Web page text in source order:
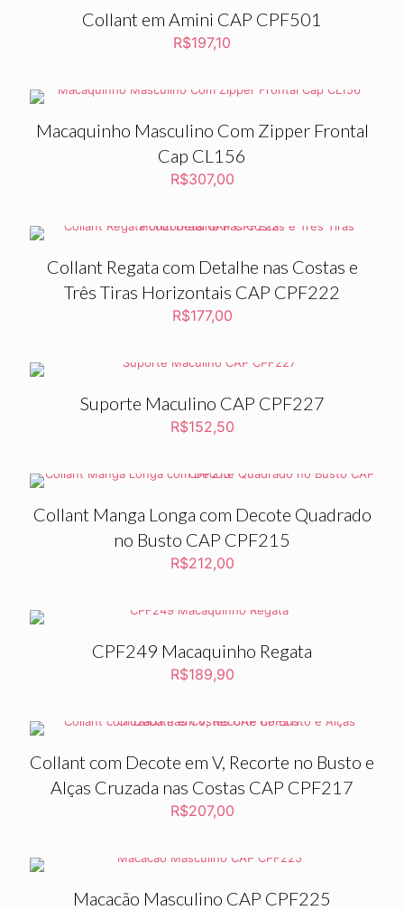
Collant em Amini CAP CPF501
R$197,10
Macaquinho Masculino Com Zipper Frontal
Cap CL156
R$307,00
Collant Regata com Detalhe nas Costas e
Três Tiras Horizontais CAP CPF222
R$177,00
Suporte Maculino CAP CPF227
R$152,50
Collant Manga Longa com Decote Quadrado
no Busto CAP CPF215
R$212,00
CPF249 Macaquinho Regata
R$189,90
Collant com Decote em V, Recorte no Busto e
Alças Cruzada nas Costas CAP CPF217
R$207,00
Macacão Masculino CAP CPF225